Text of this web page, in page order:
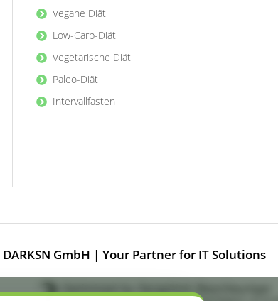
Vegane Diät
Low-Carb-Diät
Vegetarische Diät
Paleo-Diät
Intervallfasten
DARKSN GmbH | Your Partner for IT Solutions